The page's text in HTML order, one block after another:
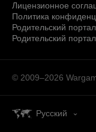
Лицензионное
Политика
Родительский портал
Родительский
© 2009–2026
Русский